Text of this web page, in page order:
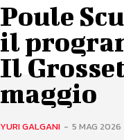
Poule
il
Il
maggio
YURI GALGANI - 5 MAG 2026